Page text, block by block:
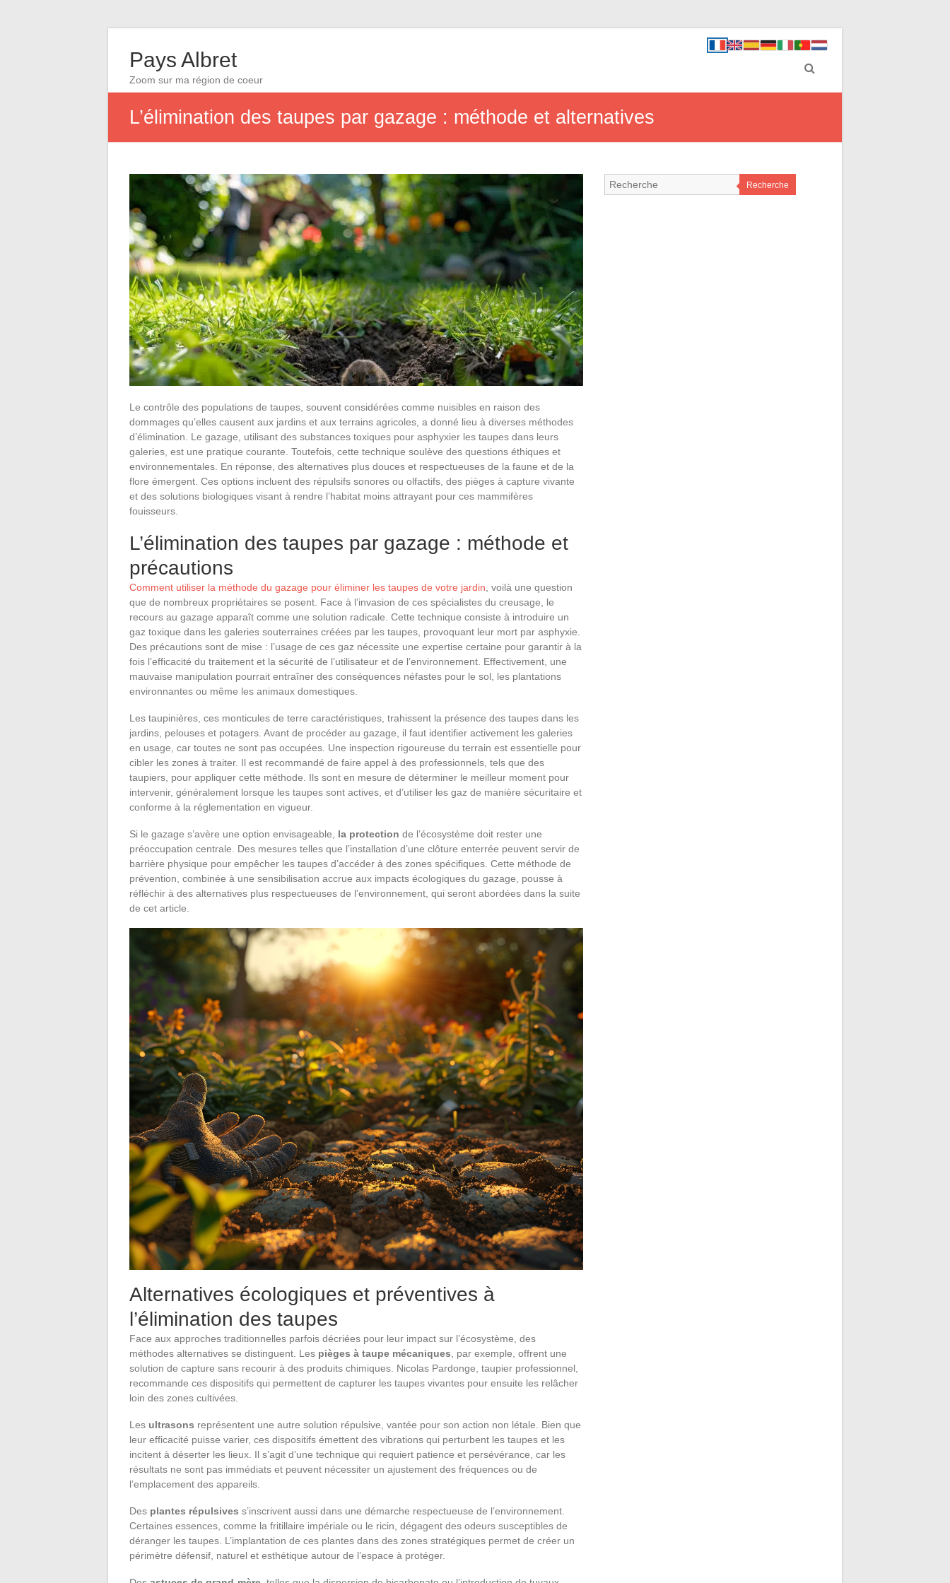
Pays Albret
Zoom sur ma région de coeur
L’élimination des taupes par gazage : méthode et alternatives
Le contrôle des populations de taupes, souvent considérées comme nuisibles en raison des
dommages qu’elles causent aux jardins et aux terrains agricoles, a donné lieu à diverses méthodes
d’élimination. Le gazage, utilisant des substances toxiques pour asphyxier les taupes dans leurs
galeries, est une pratique courante. Toutefois, cette technique soulève des questions éthiques et
environnementales. En réponse, des alternatives plus douces et respectueuses de la faune et de la
flore émergent. Ces options incluent des répulsifs sonores ou olfactifs, des pièges à capture vivante
et des solutions biologiques visant à rendre l’habitat moins attrayant pour ces mammifères
fouisseurs.
L’élimination des taupes par gazage : méthode et
précautions
Comment utiliser la méthode du gazage pour éliminer les taupes de votre jardin , voilà une question
que de nombreux propriétaires se posent. Face à l’invasion de ces spécialistes du creusage, le
recours au gazage apparaît comme une solution radicale. Cette technique consiste à introduire un
gaz toxique dans les galeries souterraines créées par les taupes, provoquant leur mort par asphyxie.
Des précautions sont de mise : l’usage de ces gaz nécessite une expertise certaine pour garantir à la
fois l’efficacité du traitement et la sécurité de l’utilisateur et de l’environnement. Effectivement, une
mauvaise manipulation pourrait entraîner des conséquences néfastes pour le sol, les plantations
environnantes ou même les animaux domestiques.
Les taupinières, ces monticules de terre caractéristiques, trahissent la présence des taupes dans les
jardins, pelouses et potagers. Avant de procéder au gazage, il faut identifier activement les galeries
en usage, car toutes ne sont pas occupées. Une inspection rigoureuse du terrain est essentielle pour
cibler les zones à traiter. Il est recommandé de faire appel à des professionnels, tels que des
taupiers, pour appliquer cette méthode. Ils sont en mesure de déterminer le meilleur moment pour
intervenir, généralement lorsque les taupes sont actives, et d’utiliser les gaz de manière sécuritaire et
conforme à la réglementation en vigueur.
Si le gazage s’avère une option envisageable, la protection de l’écosystème doit rester une
préoccupation centrale. Des mesures telles que l’installation d’une clôture enterrée peuvent servir de
barrière physique pour empêcher les taupes d’accéder à des zones spécifiques. Cette méthode de
prévention, combinée à une sensibilisation accrue aux impacts écologiques du gazage, pousse à
réfléchir à des alternatives plus respectueuses de l’environnement, qui seront abordées dans la suite
de cet article.
Alternatives écologiques et préventives à
l’élimination des taupes
Face aux approches traditionnelles parfois décriées pour leur impact sur l’écosystème, des
méthodes alternatives se distinguent. Les pièges à taupe mécaniques , par exemple, offrent une
solution de capture sans recourir à des produits chimiques. Nicolas Pardonge, taupier professionnel,
recommande ces dispositifs qui permettent de capturer les taupes vivantes pour ensuite les relâcher
loin des zones cultivées.
Les ultrasons représentent une autre solution répulsive, vantée pour son action non létale. Bien que
leur efficacité puisse varier, ces dispositifs émettent des vibrations qui perturbent les taupes et les
incitent à déserter les lieux. Il s’agit d’une technique qui requiert patience et persévérance, car les
résultats ne sont pas immédiats et peuvent nécessiter un ajustement des fréquences ou de
l’emplacement des appareils.
Des plantes répulsives s’inscrivent aussi dans une démarche respectueuse de l’environnement.
Certaines essences, comme la fritillaire impériale ou le ricin, dégagent des odeurs susceptibles de
déranger les taupes. L’implantation de ces plantes dans des zones stratégiques permet de créer un
périmètre défensif, naturel et esthétique autour de l’espace à protéger.
Recherche